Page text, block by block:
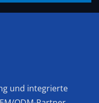
und integrierte